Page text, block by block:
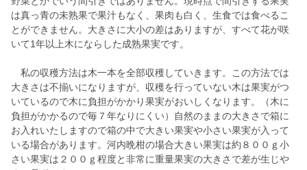
は真っ青の未熟果で果汁もなく、果肉も白く、生食では食べるこ
とができません。大きさに大小の差はありますが、すべて花が咲
いて1年以上木にならした成熟果実です。
私の収穫方法は木一本を全部収穫していきます。この方法では
大きさは不揃いになりますが、収穫を行っていない木は果実がつ
いているので木に負担がかかり果実がおいしくなります。（木に
負担がかかるので毎７年なりにくい）自然のままの大きさで箱に
お入れいたしますので箱の中で大きい果実や小さい果実が入って
いる場合があります。河内晩柑の場合大きい果実は約８００ｇ小
さい果実は２００ｇ程度と非常に重量果実の大きさで差が生じや